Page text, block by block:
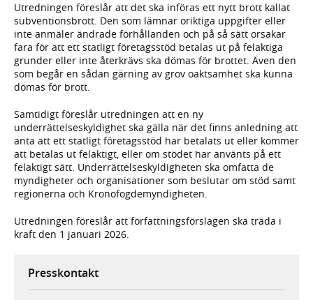
Utredningen föreslår att det ska införas ett nytt brott kallat
subventionsbrott. Den som lämnar oriktiga uppgifter eller
inte anmäler ändrade förhållanden och på så sätt orsakar
fara för att ett statligt företagsstöd betalas ut på felaktiga
grunder eller inte återkrävs ska dömas för brottet. Även den
som begår en sådan gärning av grov oaktsamhet ska kunna
dömas för brott.
Samtidigt föreslår utredningen att en ny
underrättelseskyldighet ska gälla när det finns anledning att
anta att ett statligt företagsstöd har betalats ut eller kommer
att betalas ut felaktigt, eller om stödet har använts på ett
felaktigt sätt. Underrättelseskyldigheten ska omfatta de
myndigheter och organisationer som beslutar om stöd samt
regionerna och Kronofogdemyndigheten.
Utredningen föreslår att författningsförslagen ska träda i
kraft den 1 januari 2026.
Presskontakt